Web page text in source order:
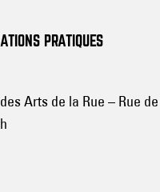
PRATIQUES
Arts de la Rue – Rue